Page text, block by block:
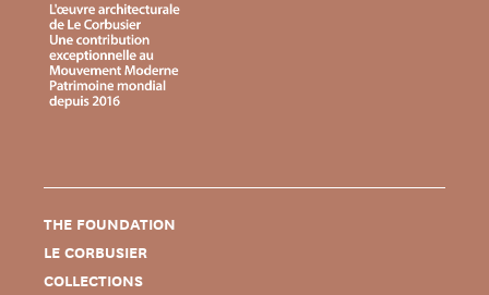
THE FOUNDATION
LE CORBUSIER
COLLECTIONS